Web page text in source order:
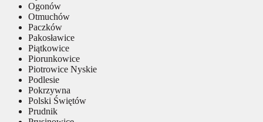
Ogonów
Otmuchów
Paczków
Pakosławice
Piątkowice
Piorunkowice
Piotrowice Nyskie
Podlesie
Pokrzywna
Polski Świętów
Prudnik